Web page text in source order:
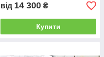
від 14 300 ₴
Купити